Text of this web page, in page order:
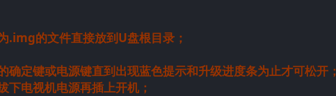
.img的文件直接放到U盘根目录；
定键或电源键直到出现蓝色提示和升级进度条为止才可松开；
电视机电源再插上开机；